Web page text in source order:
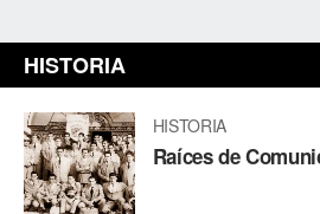
HISTORIA
HISTORIA
Raíces de